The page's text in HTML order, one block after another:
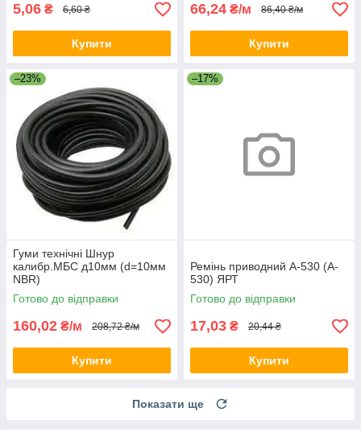
5,06 ₴ 6,60 ₴
Купити
66,24 ₴/м 86,40 ₴/м
Купити
–23%
Гуми технічні Шнур
калибр.МБС д10мм (d=10мм
NBR)
Готово до відправки
160,02 ₴/м 208,72 ₴/м
Купити
–17%
Ремінь приводний A-530 (A-
530) ЯРТ
Готово до відправки
17,03 ₴ 20,44 ₴
Купити
Показати ще